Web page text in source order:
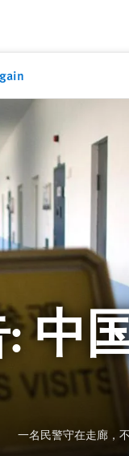
中国
一名民警守在走廊，